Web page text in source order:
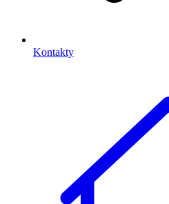
Kontakty